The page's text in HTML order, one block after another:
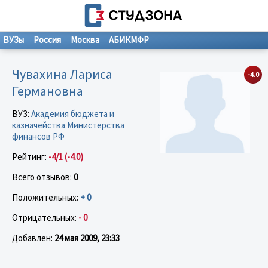
ВУЗы Россия Москва АБИКМФР
-4.0
Чувахина Лариса
Германовна
ВУЗ: Академия бюджета и
казначейства Министерства
финансов РФ
Рейтинг: -4/1 (-4.0)
Всего отзывов: 0
Положительных: + 0
Отрицательных: - 0
Добавлен: 24 мая 2009, 23:33